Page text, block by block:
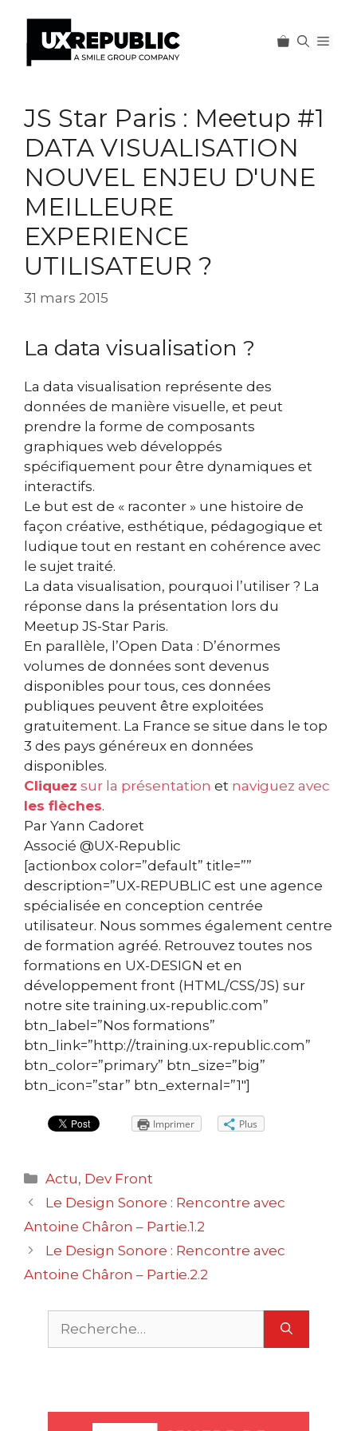
contenuJS Star Paris : Meetup #1
DATA VISUALISATION
NOUVEL ENJEU D'UNE
MEILLEURE
EXPERIENCE
UTILISATEUR ?
31 mars 2015
La data visualisation ?
La data visualisation représente des
données de manière visuelle, et peut
prendre la forme de composants
graphiques web développés
spécifiquement pour être dynamiques et
interactifs.
Le but est de « raconter » une histoire de
façon créative, esthétique, pédagogique et
ludique tout en restant en cohérence avec
le sujet traité.
La data visualisation, pourquoi l’utiliser ? La
réponse dans la présentation lors du
Meetup JS-Star Paris.
En parallèle, l’Open Data : D’énormes
volumes de données sont devenus
disponibles pour tous, ces données
publiques peuvent être exploitées
gratuitement. La France se situe dans le top
3 des pays généreux en données
disponibles.
Cliquez sur la présentation et naviguez avec
les flèches.
Par Yann Cadoret
Associé @UX-Republic
[actionbox color=”default” title=””
description=”UX-REPUBLIC est une agence
spécialisée en conception centrée
utilisateur. Nous sommes également centre
de formation agréé. Retrouvez toutes nos
formations en UX-DESIGN et en
développement front (HTML/CSS/JS) sur
notre site training.ux-republic.com”
btn_label=”Nos formations”
btn_link=”http://training.ux-republic.com”
btn_color=”primary” btn_size=”big”
btn_icon=”star” btn_external=”1″]
Imprimer Plus
Catégories
Actu, Dev Front
Navigation
des
Le Design Sonore : Rencontre avec
Antoine Châron – Partie.1.2
Le Design Sonore : Rencontre avec
Antoine Châron – Partie.2.2
Rechercher :
m O
Scrum Master